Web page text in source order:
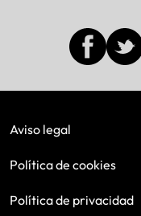
Aviso legal
Política de cookies
Política de privacidad